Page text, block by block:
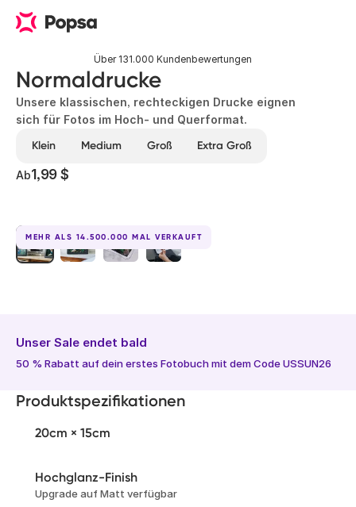
Über 131.000 Kundenbewertungen
Normaldrucke
Unsere klassischen, rechteckigen Drucke eignen
sich für Fotos im Hoch- und Querformat.
Klein
Medium Groß Extra Groß
Ab1,99 $
MEHR ALS 14.500.000 MAL VERKAUFT
Unser Sale endet bald
50 % Rabatt auf dein erstes Fotobuch mit dem Code USSUN26
Produktspezifikationen
20cm × 15cm
Hochglanz-Finish
Upgrade auf Matt verfügbar